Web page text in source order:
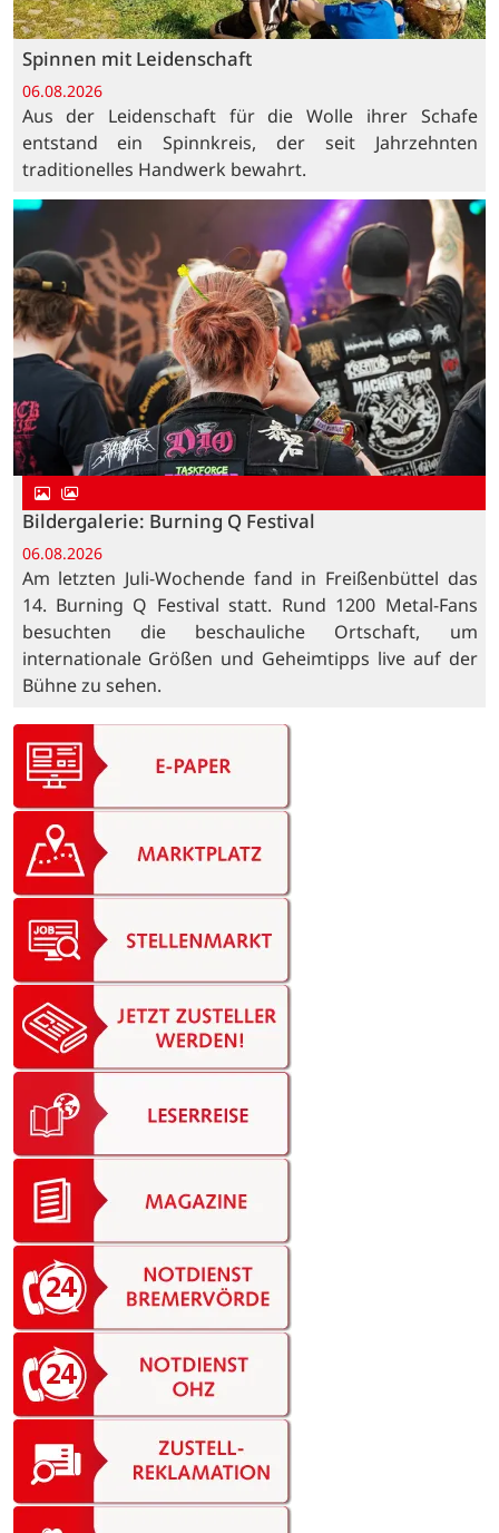
Spinnen mit Leidenschaft
06.08.2026
Aus der Leidenschaft für die Wolle ihrer Schafe
entstand ein Spinnkreis, der seit Jahrzehnten
traditionelles Handwerk bewahrt.
Bildergalerie: Burning Q Festival
06.08.2026
Am letzten Juli-Wochende fand in Freißenbüttel das
14. Burning Q Festival statt. Rund 1200 Metal-Fans
besuchten die beschauliche Ortschaft, um
internationale Größen und Geheimtipps live auf der
Bühne zu sehen.